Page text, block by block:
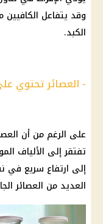
وقد يتفاعل
الكبد.
- العصائر تحتوي
على الرغم من أن
تفتقر إلى الألياف
إلى ارتفاع سريع في
العديد من العصائر